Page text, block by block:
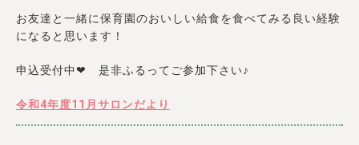
お友達と一緒に保育園のおいしい給食を食べてみる良い経験
になると思います！
申込受付中❤ 是非ふるってご参加下さい♪
令和4年度11月サロンだより